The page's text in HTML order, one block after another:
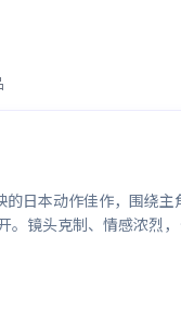
的日本动作佳作，围绕主
。镜头克制、情感浓烈
同类题材中口碑回潮的